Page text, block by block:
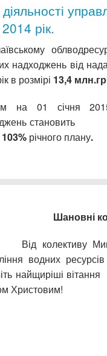
рік.
надходжень від
в розмірі 13,4
на 01 січня
103% річного плану.
Шановні
водних
найщиріші
Христовим!